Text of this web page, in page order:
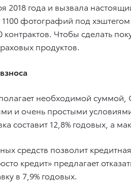
2018 года и вызвала
фотографий под
Чтобы сделать
продуктов.
необходимой
и очень простыми
составит 12,8% годовых, а
средств позволит
кредит» предлагает
в 7,9% годовых.